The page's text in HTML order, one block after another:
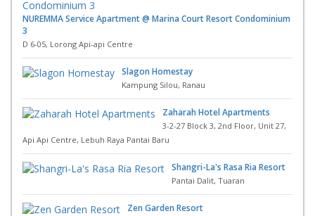
NUREMMA Service Apartment @ Marina Court Resort Condominium
3
D 6-05, Lorong Api-api Centre
Slagon Homestay
Kampung Silou, Ranau
Zaharah Hotel Apartments
3-2-27 Block 3, 2nd Floor, Unit 27,
Api Api Centre, Lebuh Raya Pantai Baru
Shangri-La's Rasa Ria Resort
Pantai Dalit, Tuaran
Zen Garden Resort